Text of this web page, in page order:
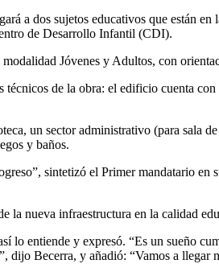
a dos sujetos educativos que están
de Desarrollo Infantil (CDI).
Jóvenes y Adultos, con
de la obra: el edificio cuenta
un sector administrativo (para sala
y baños.
sintetizó el Primer mandatario en
nueva infraestructura en la calidad
lo entiende y expresó. “Es un sueño
Becerra, y añadió: “Vamos a